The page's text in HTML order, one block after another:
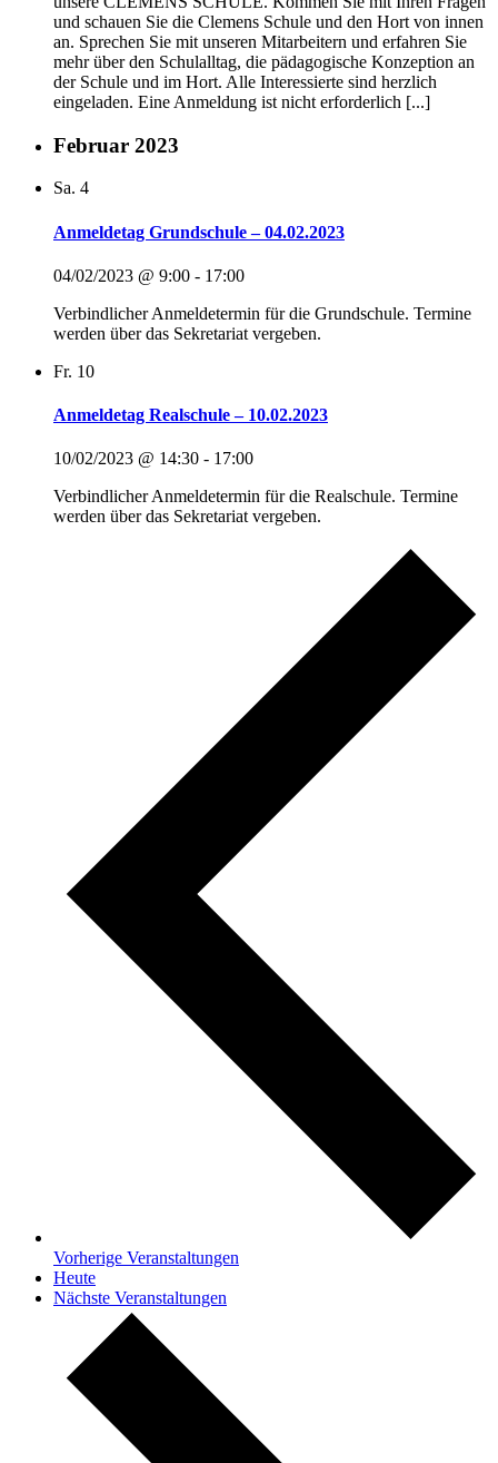
und schauen Sie die Clemens Schule und den Hort von innen
an. Sprechen Sie mit unseren Mitarbeitern und erfahren Sie
mehr über den Schulalltag, die pädagogische Konzeption an
der Schule und im Hort. Alle Interessierte sind herzlich
eingeladen. Eine Anmeldung ist nicht erforderlich [...]
Februar 2023
Sa. 4
Anmeldetag Grundschule – 04.02.2023
04/02/2023 @ 9:00 - 17:00
Verbindlicher Anmeldetermin für die Grundschule. Termine
werden über das Sekretariat vergeben.
Fr. 10
Anmeldetag Realschule – 10.02.2023
10/02/2023 @ 14:30 - 17:00
Verbindlicher Anmeldetermin für die Realschule. Termine
werden über das Sekretariat vergeben.
Vorherige Veranstaltungen
Heute
Nächste Veranstaltungen